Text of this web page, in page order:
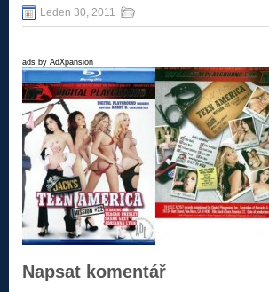
Leden 30, 2011
ads by AdXpansion
Napsat komentář